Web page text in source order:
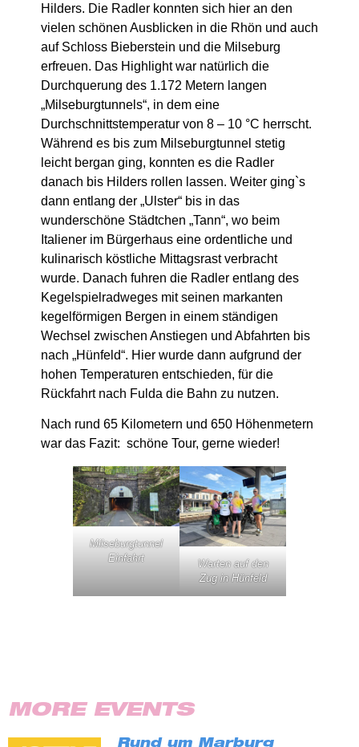
Hilders. Die Radler konnten sich hier an den
vielen schönen Ausblicken in die Rhön und auch
auf Schloss Bieberstein und die Milseburg
erfreuen. Das Highlight war natürlich die
Durchquerung des 1.172 Metern langen
„Milseburgtunnels“, in dem eine
Durchschnittstemperatur von 8 – 10 °C herrscht.
Während es bis zum Milseburgtunnel stetig
leicht bergan ging, konnten es die Radler
danach bis Hilders rollen lassen. Weiter ging`s
dann entlang der „Ulster“ bis in das
wunderschöne Städtchen „Tann“, wo beim
Italiener im Bürgerhaus eine ordentliche und
kulinarisch köstliche Mittagsrast verbracht
wurde. Danach fuhren die Radler entlang des
Kegelspielradweges mit seinen markanten
kegelförmigen Bergen in einem ständigen
Wechsel zwischen Anstiegen und Abfahrten bis
nach „Hünfeld“. Hier wurde dann aufgrund der
hohen Temperaturen entschieden, für die
Rückfahrt nach Fulda die Bahn zu nutzen.
Nach rund 65 Kilometern und 650 Höhenmetern
war das Fazit: schöne Tour, gerne wieder!
Milseburgtunnel
Einfahrt
Warten auf den
Zug in Hünfeld
MORE EVENTS
Rund um Marburg